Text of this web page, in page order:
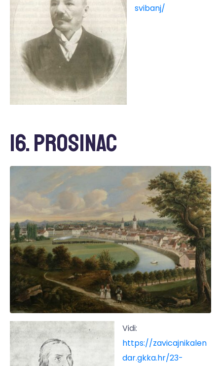
svibanj/
16. prosinac
Vidi:
https://zavicajnikalen
dar.gkka.hr/23-